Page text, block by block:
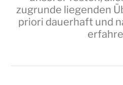
zugrunde liegenden
priori dauerhaft und